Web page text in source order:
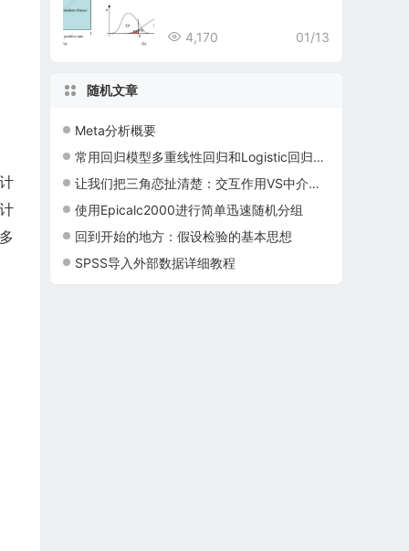
01/13
4,170
随机文章
Meta分析概要
常用回归模型多重线性回归和Logistic回归及Cox回归的联系与区别
让我们把三角恋扯清楚：交互作用VS中介效应
使用Epicalc2000进行简单迅速随机分组
回到开始的地方：假设检验的基本思想
SPSS导入外部数据详细教程